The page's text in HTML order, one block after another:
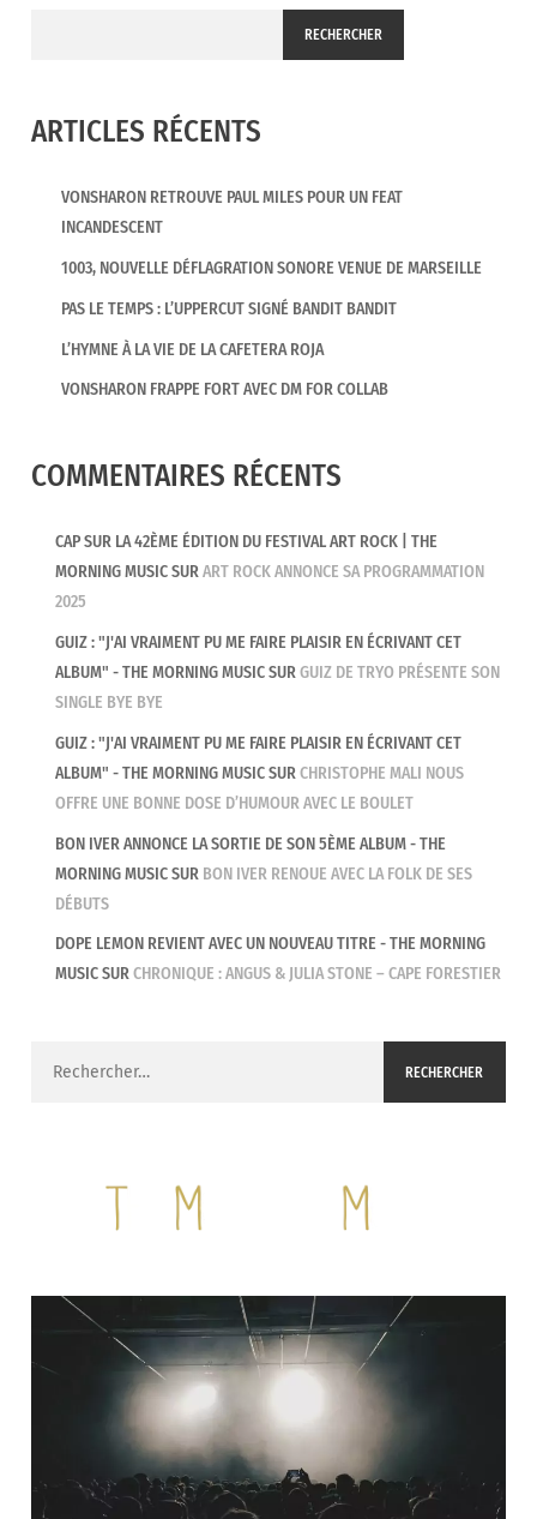
RECHERCHER
ARTICLES RÉCENTS
VONSHARON RETROUVE PAUL MILES POUR UN FEAT
INCANDESCENT
1003, NOUVELLE DÉFLAGRATION SONORE VENUE DE MARSEILLE
PAS LE TEMPS : L’UPPERCUT SIGNÉ BANDIT BANDIT
L’HYMNE À LA VIE DE LA CAFETERA ROJA
VONSHARON FRAPPE FORT AVEC DM FOR COLLAB
COMMENTAIRES RÉCENTS
CAP SUR LA 42ÈME ÉDITION DU FESTIVAL ART ROCK | THE
MORNING MUSICSURART ROCK ANNONCE SA PROGRAMMATION
2025
GUIZ : "J'AI VRAIMENT PU ME FAIRE PLAISIR EN ÉCRIVANT CET
ALBUM" - THE MORNING MUSICSURGUIZ DE TRYO PRÉSENTE SON
SINGLE BYE BYE
GUIZ : "J'AI VRAIMENT PU ME FAIRE PLAISIR EN ÉCRIVANT CET
ALBUM" - THE MORNING MUSICSURCHRISTOPHE MALI NOUS
OFFRE UNE BONNE DOSE D’HUMOUR AVEC LE BOULET
BON IVER ANNONCE LA SORTIE DE SON 5ÈME ALBUM - THE
MORNING MUSICSUR BON IVER RENOUE AVEC LA FOLK DE SES
DÉBUTS
DOPE LEMON REVIENT AVEC UN NOUVEAU TITRE - THE MORNING
MUSICSURCHRONIQUE : ANGUS & JULIA STONE – CAPE FORESTIER